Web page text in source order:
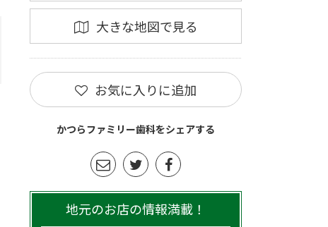
大きな地図で見る
お気に入りに追加
かつらファミリー歯科をシェアする
地元のお店の情報満載！